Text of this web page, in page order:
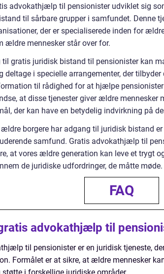
advokathjælp til pensionister udviklet sig
til sårbare grupper i samfundet. Denne
der er specialiserede inden for
ældre mennesker står over for.
til gratis juridisk bistand til pensionister kan
deltage i specielle arrangementer, der
til rådighed for at hjælpe
at disse tjenester giver ældre
der kan have en betydelig indvirkning på
ældre borgere har adgang til juridisk bistand
samfund. Gratis advokathjælp til
at vores ældre generation kan leve et trygt
de juridiske udfordringer, de måtte møde.
FAQ
advokathjælp til
til pensionister er en juridisk tjeneste,
Formålet er at sikre, at ældre mennesker